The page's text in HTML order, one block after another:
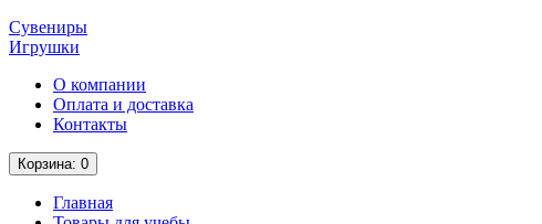
Сувениры
Игрушки
О компании
Оплата и доставка
Контакты
Корзина: 0
Главная